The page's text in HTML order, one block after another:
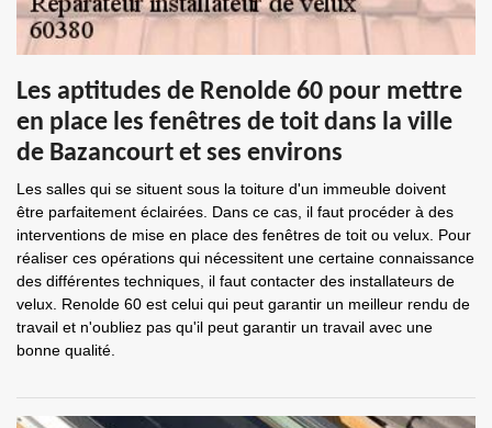
Les aptitudes de Renolde 60 pour mettre
en place les fenêtres de toit dans la ville
de Bazancourt et ses environs
Les salles qui se situent sous la toiture d'un immeuble doivent
être parfaitement éclairées. Dans ce cas, il faut procéder à des
interventions de mise en place des fenêtres de toit ou velux. Pour
réaliser ces opérations qui nécessitent une certaine connaissance
des différentes techniques, il faut contacter des installateurs de
velux. Renolde 60 est celui qui peut garantir un meilleur rendu de
travail et n'oubliez pas qu'il peut garantir un travail avec une
bonne qualité.